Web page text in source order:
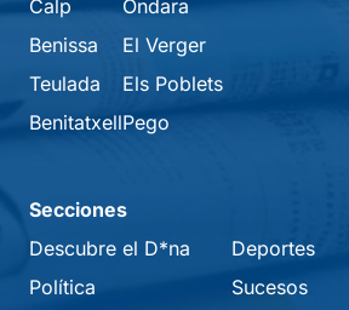
Calp
Benissa
Teulada
Benitatxell
Ondara
El Verger
Els Poblets
Pego
Secciones
Descubre el D*na
Política
Deportes
Sucesos